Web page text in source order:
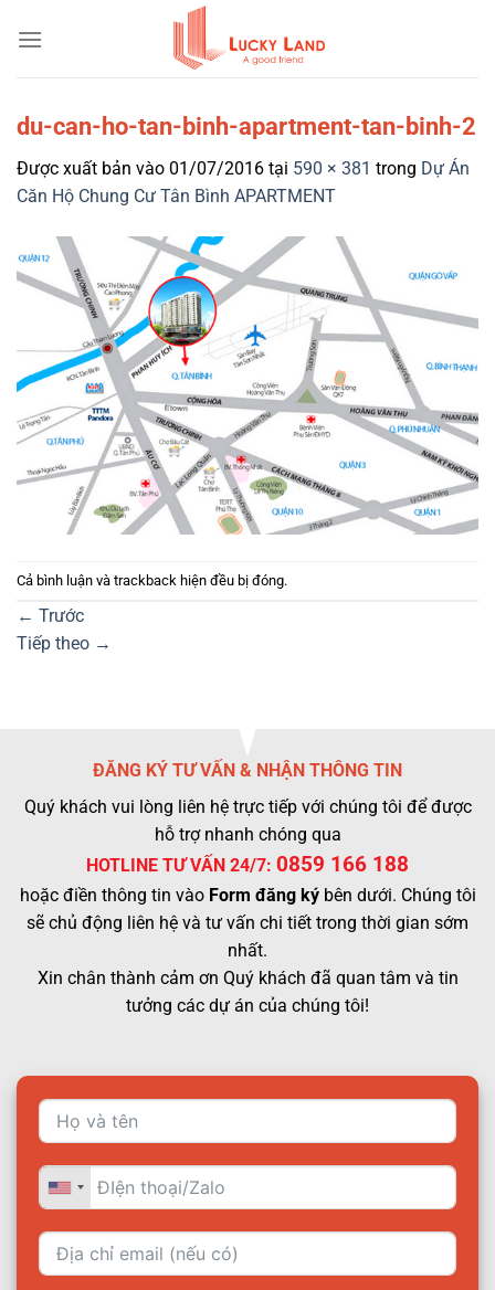
qua
du-can-ho-tan-binh-apartment-tan-binh-2
Được xuất bản vào 01/07/2016 tại 590 × 381 trong Dự Án
Căn Hộ Chung Cư Tân Bình APARTMENT
Cả bình luận và trackback hiện đều bị đóng.
← Trước
Tiếp theo →
ĐĂNG KÝ TƯ VẤN & NHẬN THÔNG TIN
Quý khách vui lòng liên hệ trực tiếp với chúng tôi để được
hỗ trợ nhanh chóng qua
HOTLINE TƯ VẤN 24/7: 0859 166 188
hoặc điền thông tin vào Form đăng kýbên dưới. Chúng tôi
sẽ chủ động liên hệ và tư vấn chi tiết trong thời gian sớm
nhất.
Xin chân thành cảm ơn Quý khách đã quan tâm và tin
tưởng các dự án của chúng tôi!